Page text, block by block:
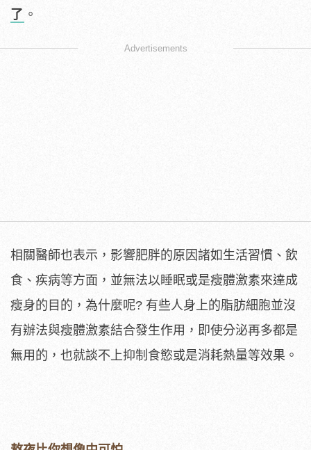
了 。
Advertisements
相關醫師也表示，影響肥胖的原因諸如生活習慣、飲
食、疾病等方面，並無法以睡眠或是瘦體激素來達成
瘦身的目的，為什麼呢? 有些人身上的脂肪細胞並沒
有辦法與瘦體激素結合發生作用，即使分泌再多都是
無用的，也就談不上抑制食慾或是消耗熱量等效果。